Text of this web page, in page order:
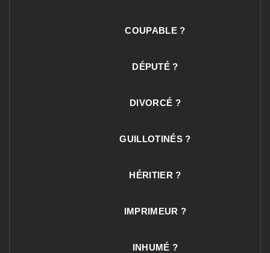
COUPABLE ?
DÉPUTÉ ?
DIVORCÉ ?
GUILLOTINÉS ?
HÉRITIER ?
IMPRIMEUR ?
INHUMÉ ?